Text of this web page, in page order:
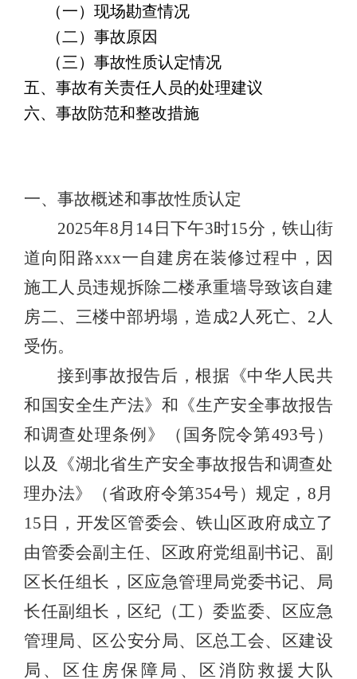
（一）现场勘查情况
（二）事故原因
（三）事故性质认定情况
五、事故有关责任人员的处理建议
六、事故防范和整改措施
一、事故概述和事故性质认定
2025年8月14日下午3时15分，铁山街
道向阳路xxx一自建房在装修过程中，因
施工人员违规拆除二楼承重墙导致该自建
房二、三楼中部坍塌，造成2人死亡、2人
受伤。
接到事故报告后，根据《中华人民共
和国安全生产法》和《生产安全事故报告
和调查处理条例》（国务院令第493号）
以及《湖北省生产安全事故报告和调查处
理办法》（省政府令第354号）规定，8月
15日，开发区管委会、铁山区政府成立了
由管委会副主任、区政府党组副书记、副
区长任组长，区应急管理局党委书记、局
长任副组长，区纪（工）委监委、区应急
管理局、区公安分局、区总工会、区建设
局、区住房保障局、区消防救援大队